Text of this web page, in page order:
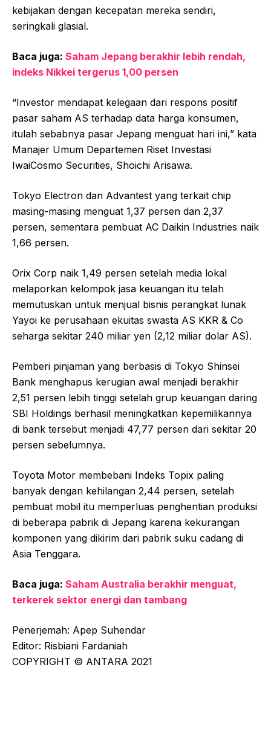
kebijakan dengan kecepatan mereka sendiri,
seringkali glasial.
Baca juga: Saham Jepang berakhir lebih rendah,
indeks Nikkei tergerus 1,00 persen
“Investor mendapat kelegaan dari respons positif
pasar saham AS terhadap data harga konsumen,
itulah sebabnya pasar Jepang menguat hari ini,” kata
Manajer Umum Departemen Riset Investasi
IwaiCosmo Securities, Shoichi Arisawa.
Tokyo Electron dan Advantest yang terkait chip
masing-masing menguat 1,37 persen dan 2,37
persen, sementara pembuat AC Daikin Industries naik
1,66 persen.
Orix Corp naik 1,49 persen setelah media lokal
melaporkan kelompok jasa keuangan itu telah
memutuskan untuk menjual bisnis perangkat lunak
Yayoi ke perusahaan ekuitas swasta AS KKR & Co
seharga sekitar 240 miliar yen (2,12 miliar dolar AS).
Pemberi pinjaman yang berbasis di Tokyo Shinsei
Bank menghapus kerugian awal menjadi berakhir
2,51 persen lebih tinggi setelah grup keuangan daring
SBI Holdings berhasil meningkatkan kepemilikannya
di bank tersebut menjadi 47,77 persen dari sekitar 20
persen sebelumnya.
Toyota Motor membebani Indeks Topix paling
banyak dengan kehilangan 2,44 persen, setelah
pembuat mobil itu memperluas penghentian produksi
di beberapa pabrik di Jepang karena kekurangan
komponen yang dikirim dari pabrik suku cadang di
Asia Tenggara.
Baca juga: Saham Australia berakhir menguat,
terkerek sektor energi dan tambang
Penerjemah: Apep Suhendar
Editor: Risbiani Fardaniah
COPYRIGHT © ANTARA 2021